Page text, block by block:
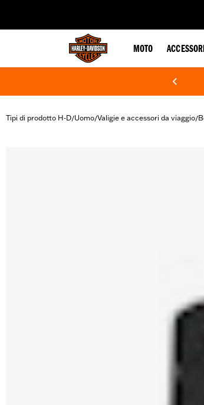
MOTO
Tipi di prodotto H-D/Uomo/Valigie e accessori da viaggio/